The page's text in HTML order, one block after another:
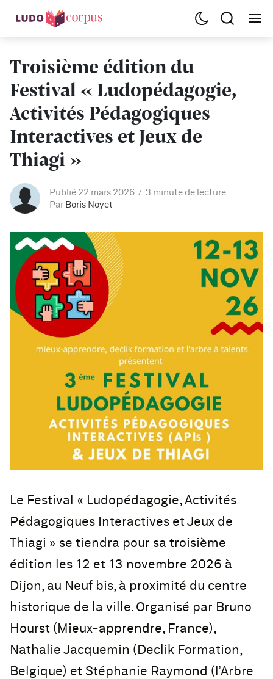
Troisième édition du
Festival « Ludopédagogie,
Activités Pédagogiques
Interactives et Jeux de
Thiagi »
Publié 22 mars 2026
3 minute de lecture
Par Boris Noyet
Le Festival « Ludopédagogie, Activités
Pédagogiques Interactives et Jeux de
Thiagi » se tiendra pour sa troisième
édition les 12 et 13 novembre 2026 à
Dijon, au Neuf bis, à proximité du centre
historique de la ville. Organisé par Bruno
Hourst (Mieux-apprendre, France),
Nathalie Jacquemin (Declik Formation,
Belgique) et Stéphanie Raymond (l’Arbre